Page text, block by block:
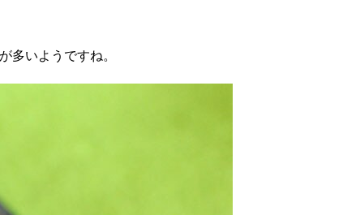
多いようですね。